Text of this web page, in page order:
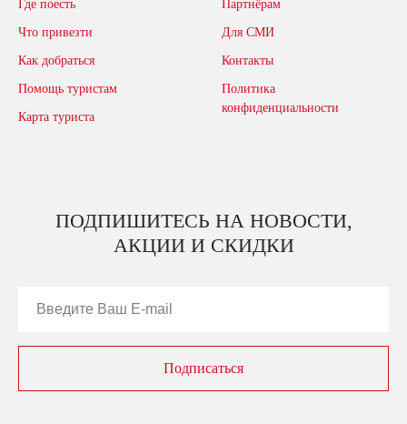
Где поесть
Что привезти
Как добраться
Помощь туристам
Карта туриста
Партнёрам
Для СМИ
Контакты
Политика
конфиденциальности
ПОДПИШИТЕСЬ НА НОВОСТИ,
АКЦИИ И СКИДКИ
Подписаться